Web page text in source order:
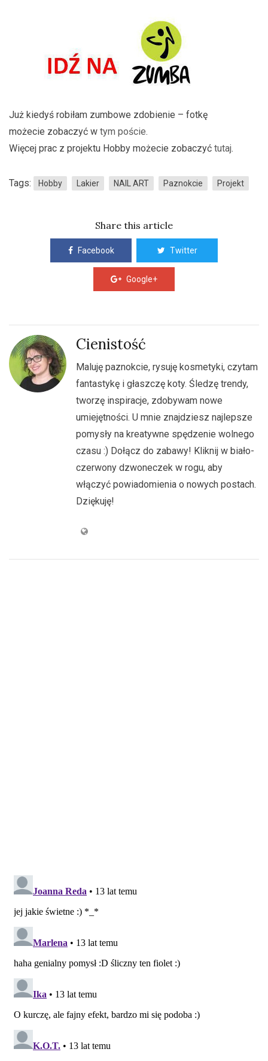
Już kiedyś robiłam zumbowe zdobienie – fotkę
możecie zobaczyć w tym poście.
Więcej prac z projektu Hobby możecie zobaczyć tutaj.
Tags: Hobby Lakier NAIL ART Paznokcie Projekt
Share this article
Facebook Twitter
Google+
Cienistość
Maluję paznokcie, rysuję kosmetyki, czytam
fantastykę i głaszczę koty. Śledzę trendy,
tworzę inspiracje, zdobywam nowe
umiejętności. U mnie znajdziesz najlepsze
pomysły na kreatywne spędzenie wolnego
czasu :) Dołącz do zabawy! Kliknij w biało-
czerwony dzwoneczek w rogu, aby
włączyć powiadomienia o nowych postach.
Dziękuję!